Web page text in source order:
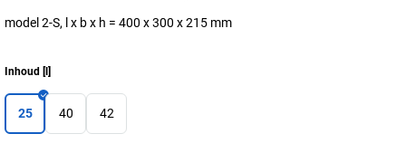
model 2-S, l x b x h = 400 x 300 x 215 mm
Inhoud [ ]
25 40 42